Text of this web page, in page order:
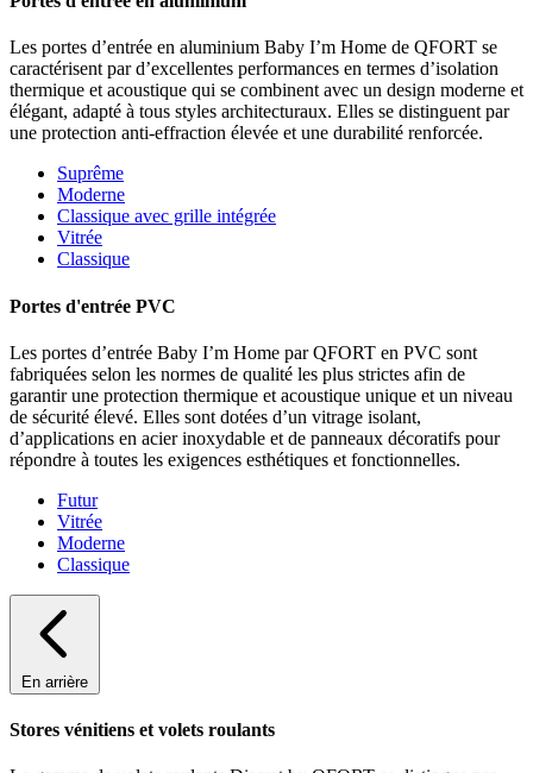
Les portes d’entrée en aluminium Baby I’m Home de QFORT se
caractérisent par d’excellentes performances en termes d’isolation
thermique et acoustique qui se combinent avec un design moderne et
élégant, adapté à tous styles architecturaux. Elles se distinguent par
une protection anti-effraction élevée et une durabilité renforcée.
Suprême
Moderne
Classique avec grille intégrée
Vitrée
Classique
Portes d'entrée PVC
Les portes d’entrée Baby I’m Home par QFORT en PVC sont
fabriquées selon les normes de qualité les plus strictes afin de
garantir une protection thermique et acoustique unique et un niveau
de sécurité élevé. Elles sont dotées d’un vitrage isolant,
d’applications en acier inoxydable et de panneaux décoratifs pour
répondre à toutes les exigences esthétiques et fonctionnelles.
Futur
Vitrée
Moderne
Classique
En arrière
Stores vénitiens et volets roulants